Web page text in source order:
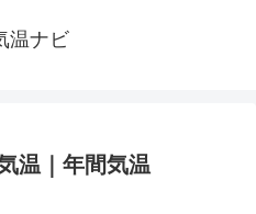
温ナビ
温｜年間気温